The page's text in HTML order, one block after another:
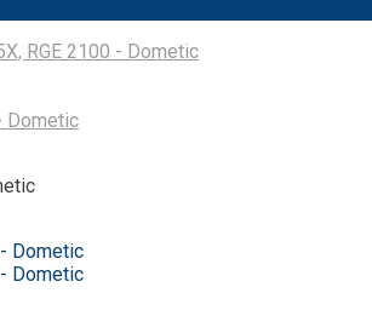
RGE 2100 - Dometic
Dometic